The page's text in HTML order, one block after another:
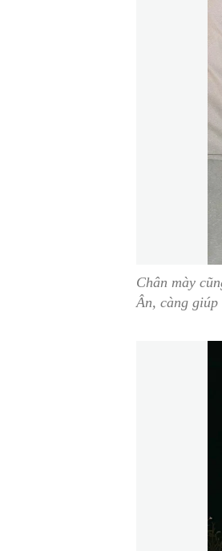
Chân mày
Ân, càng giúp